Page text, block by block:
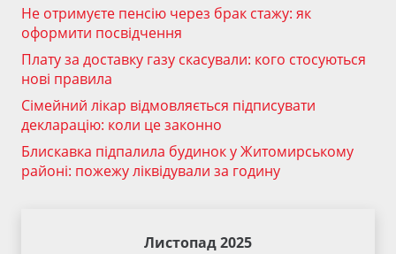
Не отримуєте пенсію через брак стажу: як
оформити посвідчення
Плату за доставку газу скасували: кого стосуються
нові правила
Сімейний лікар відмовляється підписувати
декларацію: коли це законно
Блискавка підпалила будинок у Житомирському
районі: пожежу ліквідували за годину
Листопад 2025